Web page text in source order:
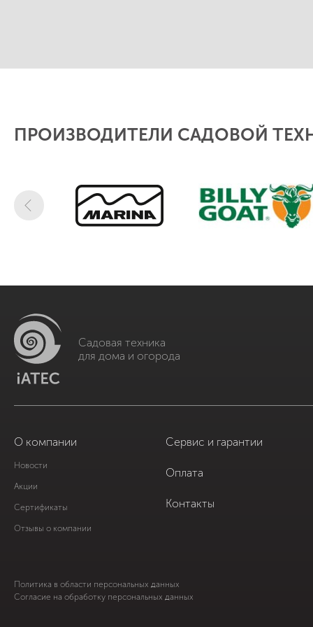
ПРОИЗВОДИТЕЛИ САДОВОЙ
Садовая техника
для дома и огорода
О компании
Новости
Акции
Сертификаты
Отзывы о компании
Сервис и гарантии
Оплата
Контакты
Политика в области персональных данных
Согласие на обработку персональных данных